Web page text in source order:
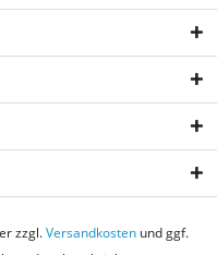
zzgl.Versandkosten und ggf.